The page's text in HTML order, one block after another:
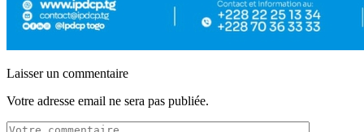
Laisser un commentaire
Votre adresse email ne sera pas publiée.